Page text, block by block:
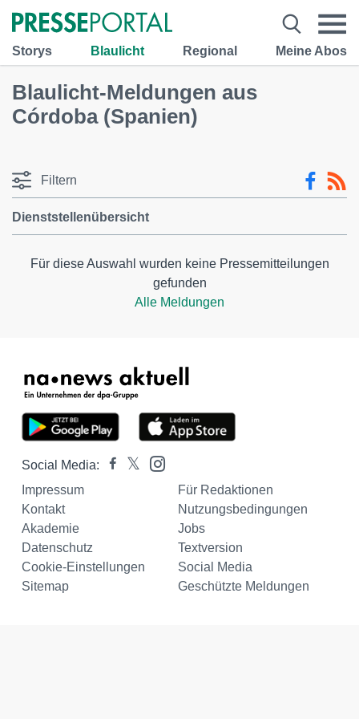
Storys Blaulicht Regional Meine Abos
Blaulicht-Meldungen aus
Córdoba (Spanien)
Filtern
Dienststellenübersicht
Für diese Auswahl wurden keine Pressemitteilungen
gefunden
Alle Meldungen
Social Media:
Impressum
Für Redaktionen
Kontakt
Nutzungsbedingungen
Akademie
Jobs
Datenschutz
Textversion
Cookie-Einstellungen
Social Media
Sitemap
Geschützte Meldungen